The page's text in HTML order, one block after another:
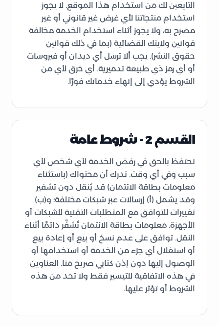
التابعين لك من استخدام هذا الموقع. لا يجوز
استخدام منتجاتنا لأي غرض غير قانوني أو غير
مصرح به، ولا يجوز أثناء استخدام الخدمة مخالفة
قوانين ولايتك القضائية (بما في ذلك قوانين
حقوق النشر). يجب ألا ترسل أي ديدان أو فيروسات
أو أي رمز ذي طبيعة تدميرية. أي خرق لأي من
الشروط يؤدي إلى إنهاء خدماتك فورًا.
القسم 2 - شروط عامة
نحتفظ بالحق في رفض الخدمة لأي شخص لأي
سبب وفي أي وقت. تدرك أن محتواك (باستثناء
معلومات بطاقة الائتمان) قد يُنقل دون تشفير
وقد يشمل (أ) إرسالات عبر شبكات مختلفة؛ و(ب)
تغييرات للتوافق مع المتطلبات التقنية للشبكات أو
الأجهزة. معلومات بطاقة الائتمان تُشفَّر دائمًا أثناء
النقل. توافق على عدم نسخ أو بيع أو إعادة بيع
أو استغلال أي جزء من الخدمة أو استخدامها أو
الوصول إليها دون إذن كتابي صريح منا. العناوين
في هذه الاتفاقية للتيسير فقط ولا تحد من هذه
الشروط أو تؤثر عليها.